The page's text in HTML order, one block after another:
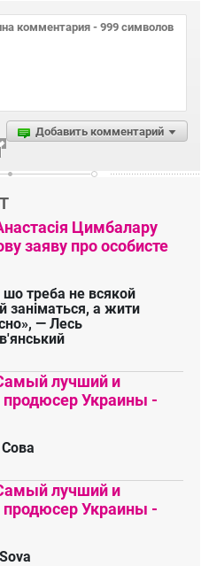
Добавить комментарий
Цимбалару
заяву про особисте
шо треба не всякой
заніматься, а жити
— Лесь
лучший и
Украины -
лучший и
Украины -